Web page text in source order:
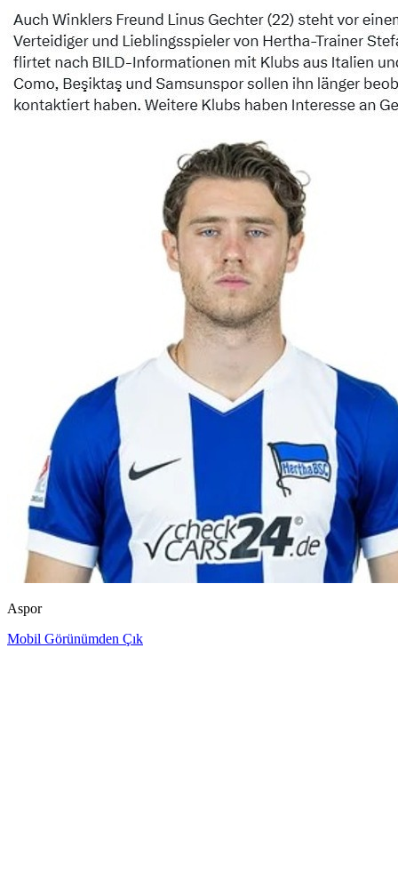
Aspor
Mobil Görünümden Çık